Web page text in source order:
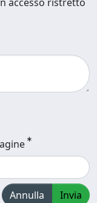
Annulla Invia